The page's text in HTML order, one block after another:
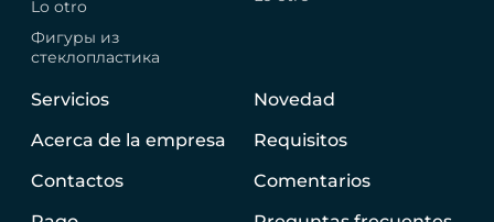
Lo otro
Фигуры из
стеклопластика
Servicios
Acerca de la empresa
Contactos
Novedad
Requisitos
Comentarios